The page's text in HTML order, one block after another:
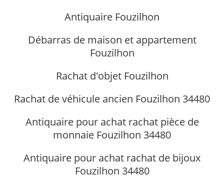
Antiquaire Fouzilhon
Débarras de maison et appartement
Fouzilhon
Rachat d'objet Fouzilhon
Rachat de véhicule ancien Fouzilhon 34480
Antiquaire pour achat rachat pièce de
monnaie Fouzilhon 34480
Antiquaire pour achat rachat de bijoux
Fouzilhon 34480